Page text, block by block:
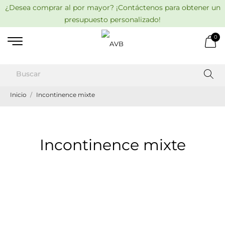
¿Desea comprar al por mayor? ¡Contáctenos para obtener un
presupuesto personalizado!
0
Inicio Incontinence mixte
Incontinence mixte